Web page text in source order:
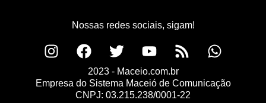
Nossas redes sociais, sigam!
2023 - Maceio.com.br
Empresa do Sistema Maceió de Comunicação
CNPJ: 03.215.238/0001-22